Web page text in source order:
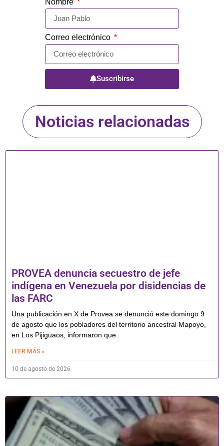
Correo electrónico
Suscribirse
Noticias relacionadas
PROVEA denuncia secuestro de jefe
indígena en Venezuela por disidencias de
las FARC
Una publicación en X de Provea se denunció este domingo 9
de agosto que los pobladores del territorio ancestral Mapoyo,
en Los Pijiguaos, informaron que
LEER MÁS »
10 de agosto de 2026